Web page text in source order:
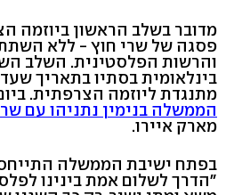
מדובר בשלב הראשון ביוזמה
פסגה של שרי חוץ - ללא
והרשות הפלסטינית. השלב
בינלאומית בסתיו בתאריך
מתנגדת ליוזמה הצרפתית.
הממשלה בנימין נתניהו עם
מארק איירו.
בפתח ישיבת הממשלה התייחס
"הדרך לשלום אמת בינינו